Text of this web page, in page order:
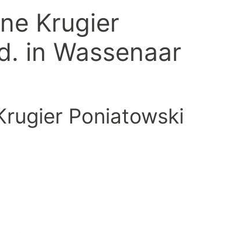
Krugier
in Wassenaar
Poniatowski